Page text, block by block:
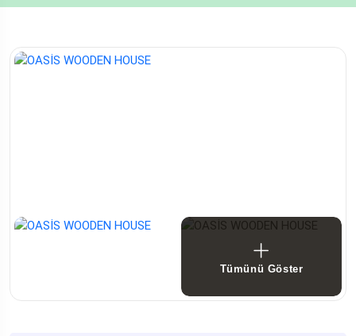
Tümünü Göster